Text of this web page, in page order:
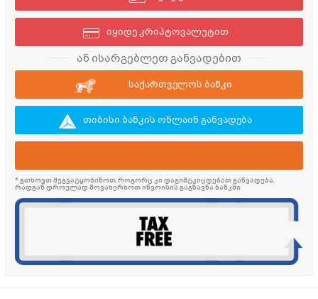
იყიდე კრიპტოვალუტით
ან ისარგებლეთ განვადებით
საქართველოს ბანკი
თიბისი ბანკის ონლაინ განვადება
* გთხოვთ შეგვატყობინოთ, როგორც კი დაგიმტკიცდებათ განვადება,
რადგან დროულად მოვახერხოთ ინვოისის გაგზავნა ბანკში